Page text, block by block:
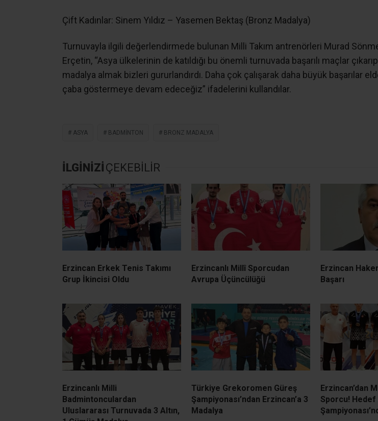
Çift Kadınlar: Sinem Yıldız – Yasemen Bektaş (Bronz Madalya)
Turnuvayla ilgili değerlendirmede bulunan Milli Takım antrenörleri Murad
Erçetin, “Asya ülkelerinin de katıldığı bu önemli turnuvada başarılı maçlar
madalya almak bizleri gururlandırdı. Daha çok çalışarak daha büyük başarılar
çaba göstermeye devam edeceğiz” ifadelerini kullandılar.
ASYA BADMINTON BRONZ MADALYA
İLGİNİZİ ÇEKEBİLİR
Erzincan Erkek Tenis Takımı
Grup İkincisi Oldu
Erzincanlı Millî Sporcudan
Avrupa Üçüncülüğü
Erzincan
Başarı
Erzincanlı Milli
Badmintonculardan
Uluslararası Turnuvada 3 Altın,
Türkiye Grekoromen Güreş
Şampiyonası’ndan Erzincan’a 3
Madalya
Erzincan’dan
Sporcu! Hedef